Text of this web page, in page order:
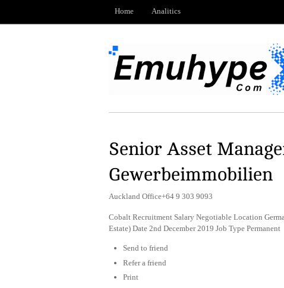
Home Analitics
Senior Asset
Gewerbeimmobilien
Auckland Office+64 9 303 9093
Cobalt Recruitment Salary Negotiable Location
Estate) Date 2nd December 2019 Job Type Permanent
Send to friend
Refer a friend
Print